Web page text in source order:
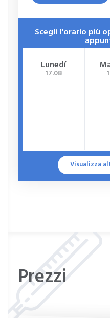
Scegli l'orario più
Lunedí
17.08
Visualizza
Prezzi